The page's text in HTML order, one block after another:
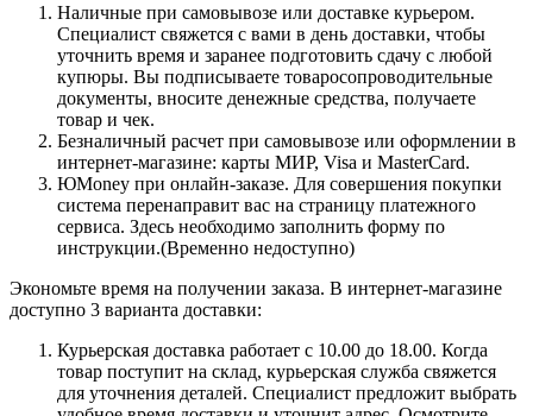
Наличные при самовывозе или доставке курьером.
Специалист свяжется с вами в день доставки, чтобы
уточнить время и заранее подготовить сдачу с любой
купюры. Вы подписываете товаросопроводительные
документы, вносите денежные средства, получаете
товар и чек.
Безналичный расчет при самовывозе или оформлении в
интернет-магазине: карты МИР, Visa и MasterCard.
ЮMoney при онлайн-заказе. Для совершения покупки
система перенаправит вас на страницу платежного
сервиса. Здесь необходимо заполнить форму по
инструкции.(Временно недоступно)
Экономьте время на получении заказа. В интернет-магазине
доступно 3 варианта доставки:
Курьерская доставка работает с 10.00 до 18.00. Когда
товар поступит на склад, курьерская служба свяжется
для уточнения деталей. Специалист предложит выбрать